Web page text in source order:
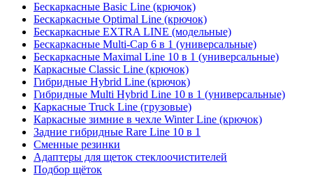
Бескаркасные Basic Line (крючок)
Бескаркасные Optimal Line (крючок)
Бескаркасные EXTRA LINE (модельные)
Бескаркасные Multi-Cap 6 в 1 (универсальные)
Бескаркасные Maximal Line 10 в 1 (универсальные)
Каркасные Classic Line (крючок)
Гибридные Hybrid Line (крючок)
Гибридные Multi Hybrid Line 10 в 1 (универсальные)
Каркасные Truck Line (грузовые)
Каркасные зимние в чехле Winter Line (крючок)
Задние гибридные Rare Line 10 в 1
Сменные резинки
Адаптеры для щеток стеклоочистителей
Подбор щёток